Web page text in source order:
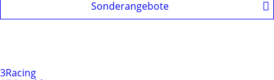
Sonderangebote
3Racing